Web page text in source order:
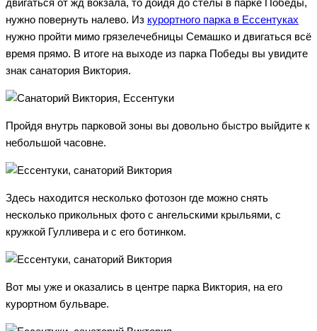
двигаться от жд вокзала, то дойдя до стелы в парке Победы,
нужно повернуть налево. Из курортного парка в Ессентуках
нужно пройти мимо грязелечебницы Семашко и двигаться всё
время прямо. В итоге на выходе из парка Победы вы увидите
знак санатория Виктория.
Пройдя внутрь парковой зоны вы довольно быстро выйдите к
небольшой часовне.
Здесь находится несколько фотозон где можно снять
несколько прикольных фото с ангельскими крыльями, с
кружкой Гулливера и с его ботинком.
Вот мы уже и оказались в центре парка Виктория, на его
курортном бульваре.